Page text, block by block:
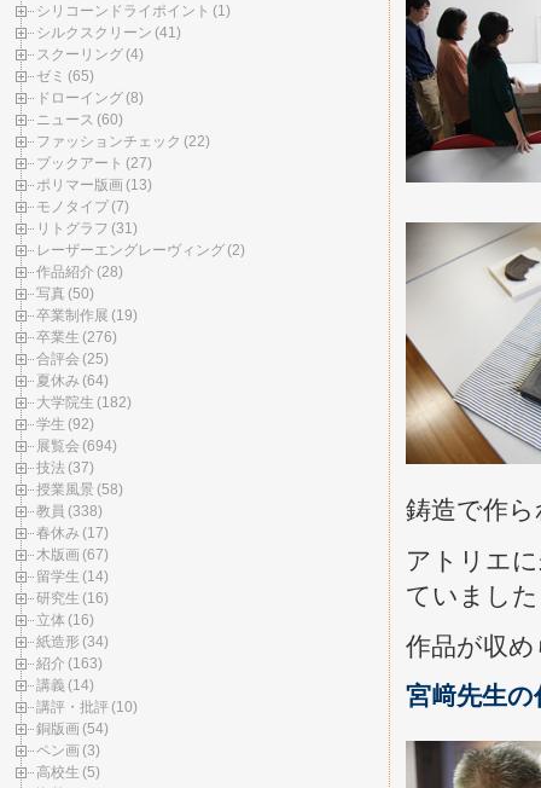
シリコーンドライポイント (1)
シルクスクリーン (41)
スクーリング (4)
ゼミ (65)
ドローイング (8)
ニュース (60)
ファッションチェック (22)
ブックアート (27)
ポリマー版画 (13)
モノタイプ (7)
リトグラフ (31)
レーザーエングレーヴィング (2)
作品紹介 (28)
写真 (50)
卒業制作展 (19)
卒業生 (276)
合評会 (25)
夏休み (64)
大学院生 (182)
学生 (92)
展覧会 (694)
技法 (37)
授業風景 (58)
教員 (338)
春休み (17)
木版画 (67)
留学生 (14)
研究生 (16)
立体 (16)
紙造形 (34)
紹介 (163)
講義 (14)
講評・批評 (10)
銅版画 (54)
ペン画 (3)
高校生 (5)
鋳造で作
アトリエ
ていました
作品が収
宮﨑先生の